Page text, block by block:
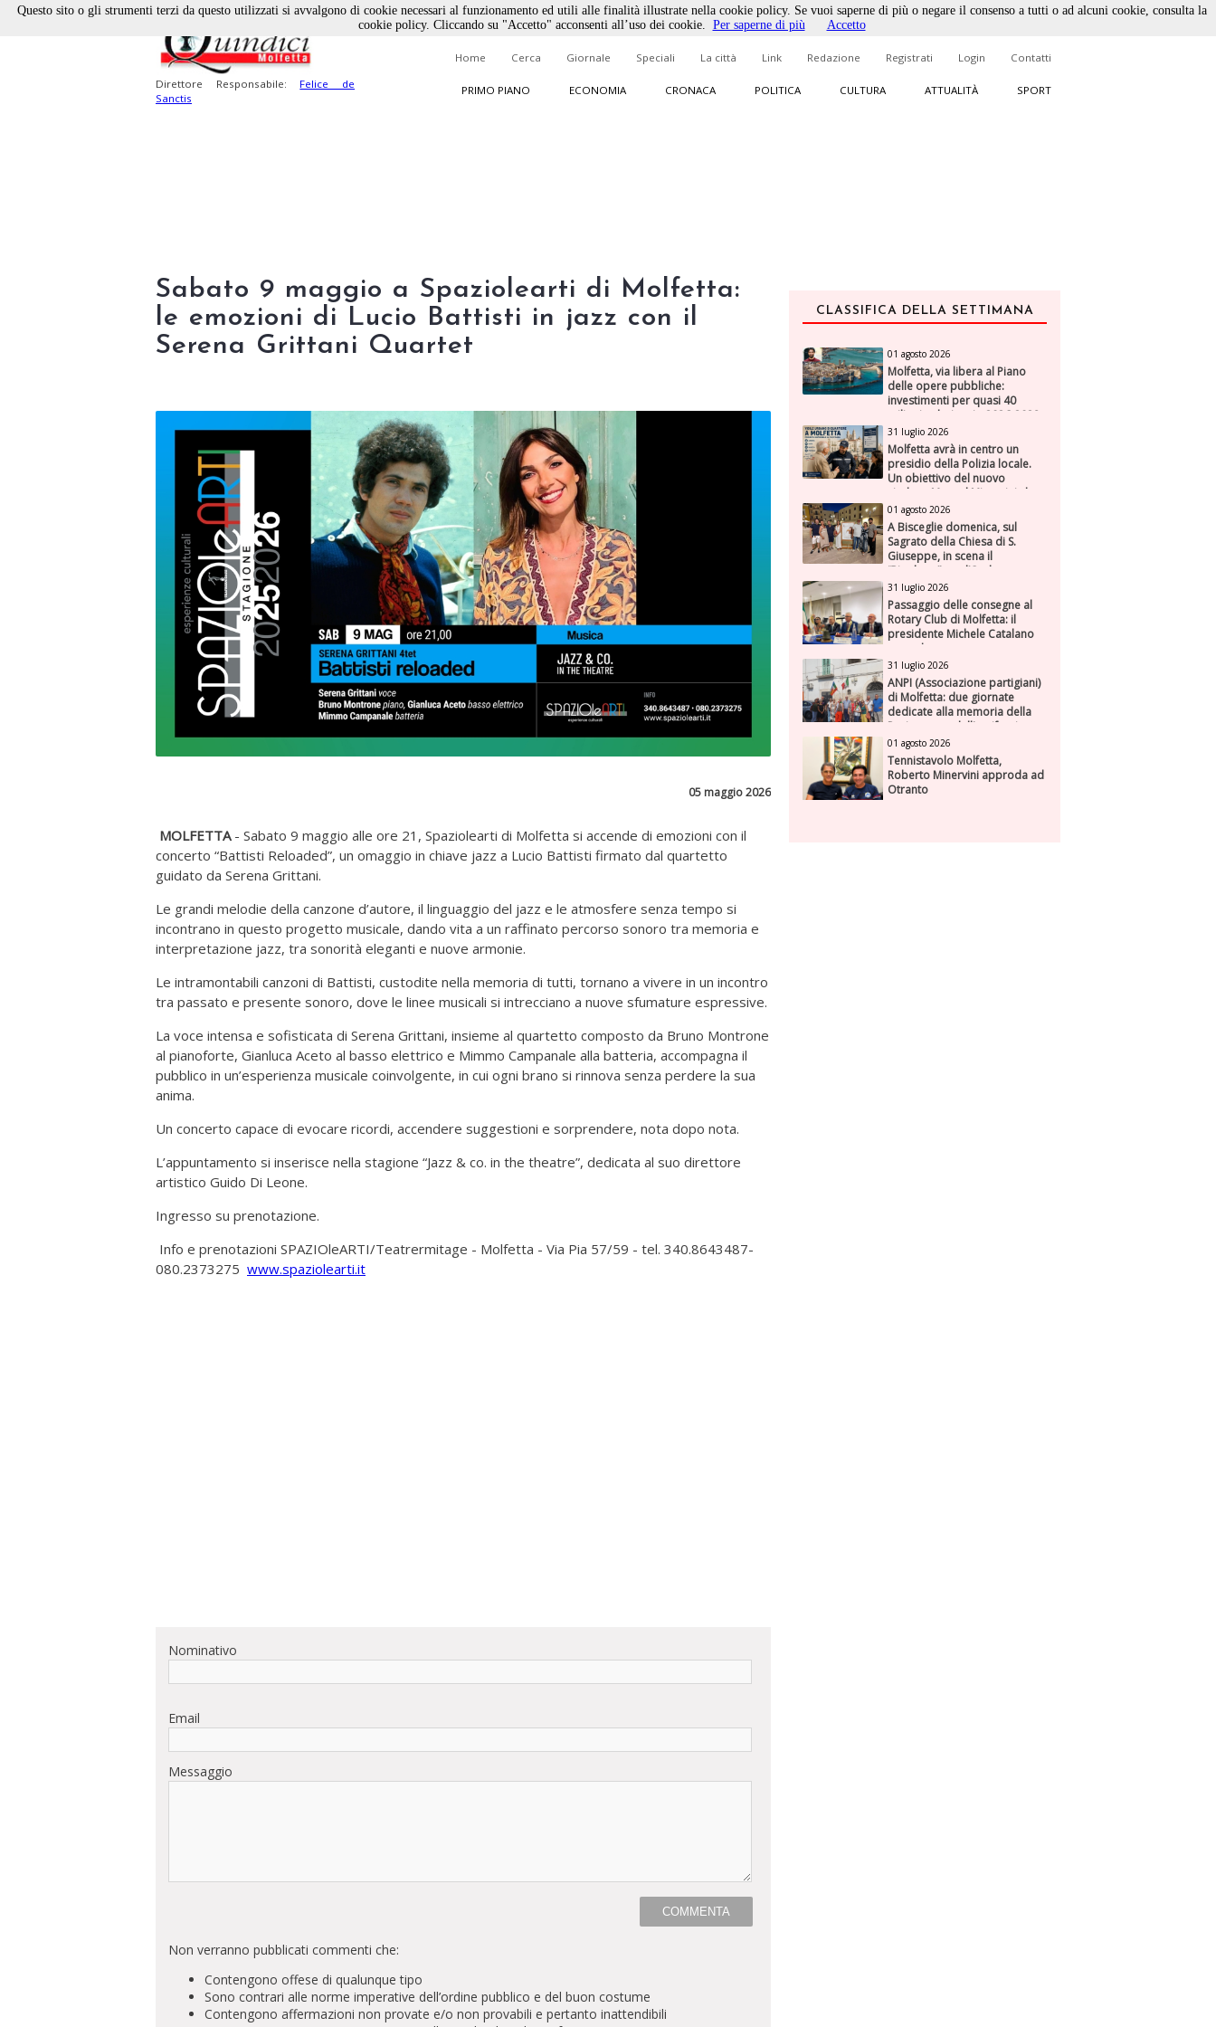
Direttore Responsabile: Felice de
Sanctis
Home Cerca Giornale Speciali La città Link Redazione Registrati Login Contatti
PRIMO PIANO ECONOMIA CRONACA POLITICA CULTURA ATTUALITÀ SPORT
Sabato 9 maggio a Spaziolearti di Molfetta:
le emozioni di Lucio Battisti in jazz con il
Serena Grittani Quartet
05 maggio 2026
MOLFETTA- Sabato 9 maggio alle ore 21, Spaziolearti di Molfetta si accende di emozioni con il
concerto “Battisti Reloaded”, un omaggio in chiave jazz a Lucio Battisti firmato dal quartetto
guidato da Serena Grittani.
Le grandi melodie della canzone d’autore, il linguaggio del jazz e le atmosfere senza tempo si
incontrano in questo progetto musicale, dando vita a un raffinato percorso sonoro tra memoria e
interpretazione jazz, tra sonorità eleganti e nuove armonie.
Le intramontabili canzoni di Battisti, custodite nella memoria di tutti, tornano a vivere in un incontro
tra passato e presente sonoro, dove le linee musicali si intrecciano a nuove sfumature espressive.
La voce intensa e sofisticata di Serena Grittani, insieme al quartetto composto da Bruno Montrone
al pianoforte, Gianluca Aceto al basso elettrico e Mimmo Campanale alla batteria, accompagna il
pubblico in un’esperienza musicale coinvolgente, in cui ogni brano si rinnova senza perdere la sua
anima.
Un concerto capace di evocare ricordi, accendere suggestioni e sorprendere, nota dopo nota.
L’appuntamento si inserisce nella stagione “Jazz & co. in the theatre”, dedicata al suo direttore
artistico Guido Di Leone.
Ingresso su prenotazione.
Info e prenotazioni SPAZIOleARTI/Teatrermitage - Molfetta - Via Pia 57/59 - tel. 340.8643487-
080.2373275 www.spaziolearti.it
Nominativo
Email
Messaggio
Non verranno pubblicati commenti che:
Contengono offese di qualunque tipo
Sono contrari alle norme imperative dell’ordine pubblico e del buon costume
Contengono affermazioni non provate e/o non provabili e pertanto inattendibili
CLASSIFICA DELLA SETTIMANA
01 agosto 2026
Molfetta, via libera al Piano
delle opere pubbliche:
investimenti per quasi 40
milioni nel triennio 2026-2028
31 luglio 2026
Molfetta avrà in centro un
presidio della Polizia locale.
Un obiettivo del nuovo
sindaco Manuel Minervini che
diviene realtà, con la speranza
di maggiore efficienza e
presenza sul territorio
01 agosto 2026
A Bisceglie domenica, sul
Sagrato della Chiesa di S.
Giuseppe, in scena il
“Rigoletto” con l’Orchestra
Sinfonica Federiciana
31 luglio 2026
Passaggio delle consegne al
Rotary Club di Molfetta: il
presidente Michele Catalano
succede a se stesso
31 luglio 2026
ANPI (Associazione partigiani)
di Molfetta: due giornate
dedicate alla memoria della
Resistenza e dell'antifascismo
01 agosto 2026
Tennistavolo Molfetta,
Roberto Minervini approda ad
Otranto
Questo sito o gli strumenti terzi da questo utilizzati si avvalgono di cookie necessari al funzionamento ed utili alle finalità illustrate nella cookie policy. Se vuoi saperne di più o negare il consenso a tutti o ad alcuni cookie, consulta la
cookie policy. Cliccando su "Accetto" acconsenti all’uso dei cookie. Per saperne di più Accetto